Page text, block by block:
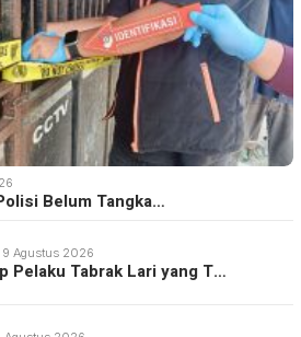
Belum Tangka…
9 Agustus 2026
Pelaku Tabrak Lari yang T…